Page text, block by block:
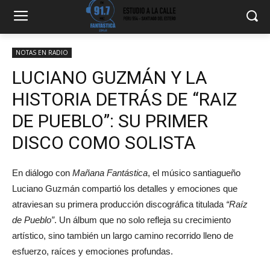
NOTAS EN RADIO
LUCIANO GUZMÁN Y LA
HISTORIA DETRÁS DE “RAIZ
DE PUEBLO”: SU PRIMER
DISCO COMO SOLISTA
En diálogo con Mañana Fantástica, el músico santiagueño
Luciano Guzmán compartió los detalles y emociones que
atraviesan su primera producción discográfica titulada “Raíz
de Pueblo”. Un álbum que no solo refleja su crecimiento
artístico, sino también un largo camino recorrido lleno de
esfuerzo, raíces y emociones profundas.